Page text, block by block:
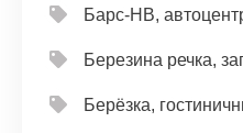
Барс-НВ,
Березина речка,
Берёзка,